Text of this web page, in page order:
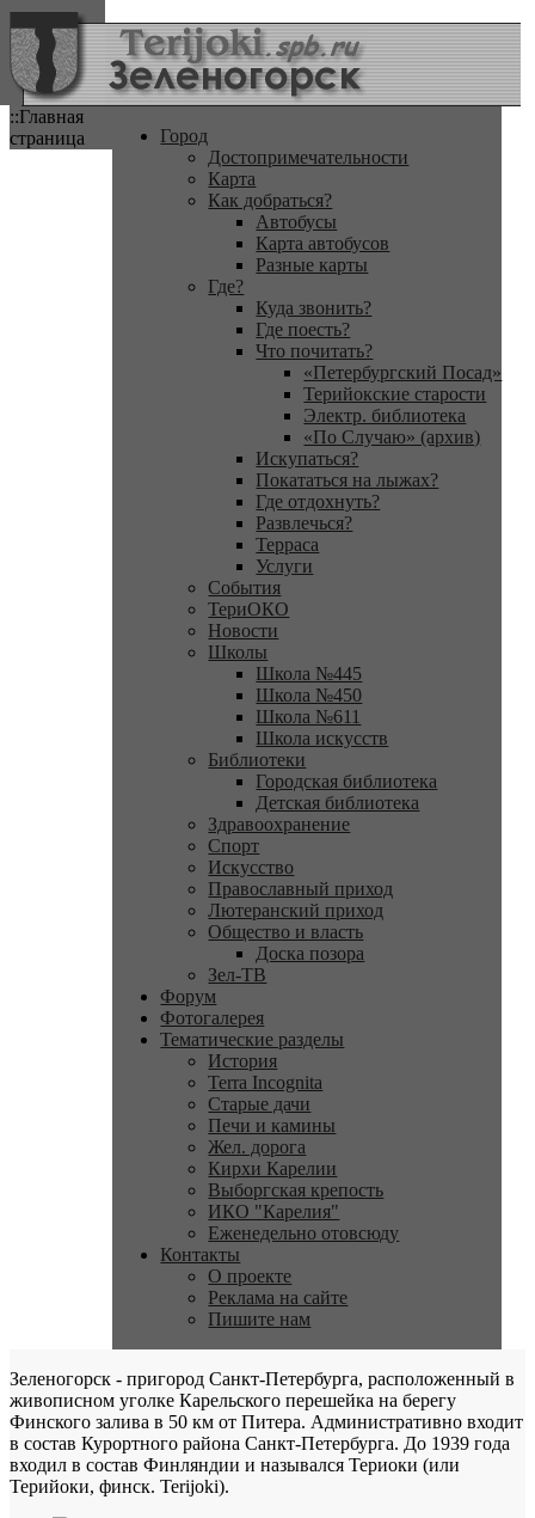
::Главная
страница
Город
Достопримечательности
Карта
Как добраться?
Автобусы
Карта автобусов
Разные карты
Где?
Куда звонить?
Где поесть?
Что почитать?
«Петербургский Посад»
Терийокские старости
Электр. библиотека
«По Случаю» (архив)
Искупаться?
Покататься на лыжах?
Где отдохнуть?
Развлечься?
Терраса
Услуги
События
ТериОКО
Новости
Школы
Школа №445
Школа №450
Школа №611
Школа искусств
Библиотеки
Городская библиотека
Детская библиотека
Здравоохранение
Спорт
Искусство
Православный приход
Лютеранский приход
Общество и власть
Доска позора
Зел-ТВ
Форум
Фотогалерея
Тематические разделы
История
Terra Incognita
Старые дачи
Печи и камины
Жел. дорога
Кирхи Карелии
Выборгская крепость
ИКО "Карелия"
Еженедельно отовсюду
Контакты
О проекте
Реклама на сайте
Пишите нам
Зеленогорск - пригород Санкт-Петербурга, расположенный в
живописном уголке Карельского перешейка на берегу
Финского залива в 50 км от Питера. Административно входит
в состав Курортного района Санкт-Петербурга. До 1939 года
входил в состав Финляндии и назывался Териоки (или
Терийоки, финск. Terijoki).